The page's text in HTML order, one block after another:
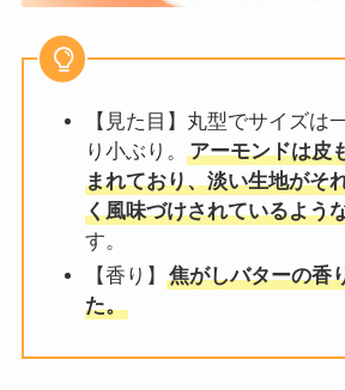
【見た目】丸型でサイズは
り小ぶり。
アーモンドは皮
まれており、淡い生地がそ
く風味づけされているよう
す。
【香り】
焦がしバターの香
た。